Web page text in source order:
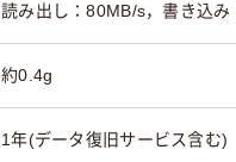
読み出し：80MB/s，書き込み
約0.4g
1年(データ復旧サービス含む)